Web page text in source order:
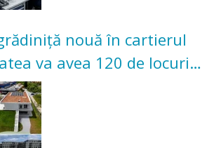
nouă în cartierul
va avea 120 de locuri